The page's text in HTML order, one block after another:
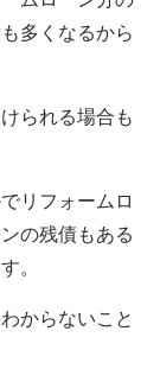
多くなるから
られる場合も
リフォームロ
の残債もある
。
からないこと